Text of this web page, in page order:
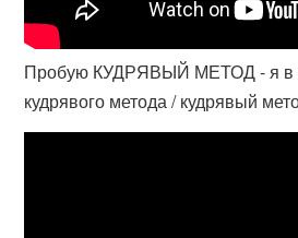
Пробую КУДРЯВЫЙ МЕТОД - я в
кудрявого метода / кудрявый